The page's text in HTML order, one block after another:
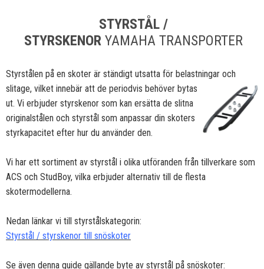
STYRSTÅL /
STYRSKENOR YAMAHA TRANSPORTER
Styrstålen på en skoter är ständigt utsatta för belastningar och
slitage, vilket innebär att de periodvis behöver bytas
ut. Vi erbjuder styrskenor som kan ersätta de slitna
originalstålen och styrstål som anpassar din skoters
styrkapacitet efter hur du använder den.
Vi har ett sortiment av styrstål i olika utföranden från tillverkare som
ACS och StudBoy, vilka erbjuder alternativ till de flesta
skotermodellerna.
Nedan länkar vi till styrstålskategorin:
Styrstål / styrskenor till snöskoter
Se även denna guide gällande byte av styrstål på snöskoter: